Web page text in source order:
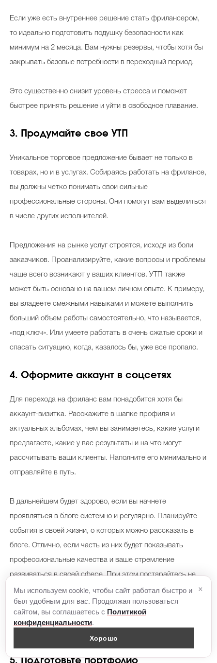
Если уже есть внутреннее решение стать фрилансером,
то идеально подготовить подушку безопасности как
минимум на 2 месяца. Вам нужны резервы, чтобы хотя бы
закрывать базовые потребности в переходный период.
Это существенно снизит уровень стресса и поможет
быстрее принять решение и уйти в свободное плавание.
3. Продумайте свое УТП
Уникальное торговое предложение бывает не только в
товарах, но и в услугах. Собираясь работать на фрилансе,
вы должны четко понимать свои сильные
профессиональные стороны. Они помогут вам выделиться
в числе других исполнителей.
Предложения на рынке услуг строятся, исходя из боли
заказчиков. Проанализируйте, какие вопросы и проблемы
чаще всего возникают у ваших клиентов. УТП также
может быть основано на вашем личном опыте. К примеру,
вы владеете смежными навыками и можете выполнить
больший объем работы самостоятельно, что называется,
«под ключ». Или умеете работать в очень сжатые сроки и
спасать ситуацию, когда, казалось бы, уже все пропало.
4. Оформите аккаунт в соцсетях
Для перехода на фриланс вам понадобится хотя бы
аккаунт-визитка. Расскажите в шапке профиля и
актуальных альбомах, чем вы занимаетесь, какие услуги
предлагаете, какие у вас результаты и на что могут
рассчитывать ваши клиенты. Наполните его минимально и
отправляйте в путь.
В дальнейшем будет здорово, если вы начнете
проявляться в блоге системно и регулярно. Планируйте
события в своей жизни, о которых можно рассказать в
блоге. Отлично, если часть из них будет показывать
профессиональные качества и ваше стремление
развиваться в своей сфере. При этом постарайтесь не
ограничивать блог только работой. Люди покупают у
людей, поэтому вашим потенциальным клиентам будет
интересно узнать вас как личность: ваши чувства, мысли,
5. Подготовьте портфолио
Мы используем cookie, чтобы сайт работал быстро и
был удобным для вас. Продолжая пользоваться
сайтом, вы соглашаетесь с Политикой
конфиденциальности.
Хорошо
×